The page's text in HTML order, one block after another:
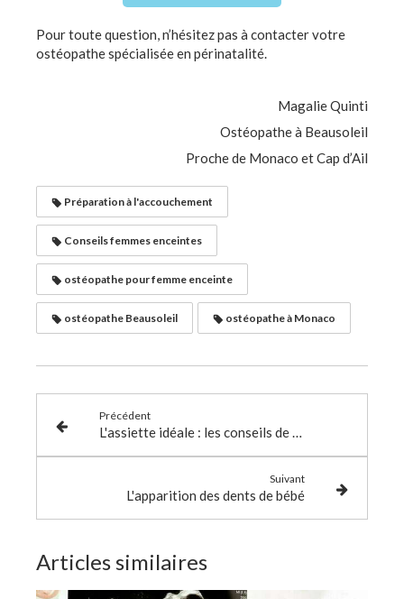
Pour toute question, n’hésitez pas à contacter votre
ostéopathe spécialisée en périnatalité.
Magalie Quinti
Ostéopathe à Beausoleil
Proche de Monaco et Cap d’Ail
Préparation à l'accouchement
Conseils femmes enceintes
ostéopathe pour femme enceinte
ostéopathe Beausoleil ostéopathe à Monaco
Précédent
L'assiette idéale : les conseils de votre ostéo
Suivant
L'apparition des dents de bébé
Articles similaires